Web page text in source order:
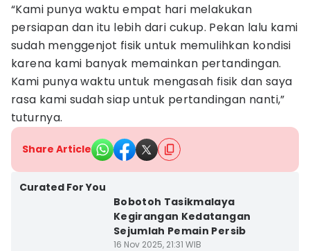
“Kami punya waktu empat hari melakukan
persiapan dan itu lebih dari cukup. Pekan lalu kami
sudah menggenjot fisik untuk memulihkan kondisi
karena kami banyak memainkan pertandingan.
Kami punya waktu untuk mengasah fisik dan saya
rasa kami sudah siap untuk pertandingan nanti,”
tuturnya.
Share Article
Curated For You
Bobotoh Tasikmalaya
Kegirangan Kedatangan
Sejumlah Pemain Persib
16 Nov 2025, 21:31 WIB